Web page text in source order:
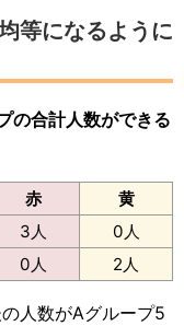
等になるように
の合計人数ができる
赤
黄
3人
0人
0人 2人
人数がAグループ5